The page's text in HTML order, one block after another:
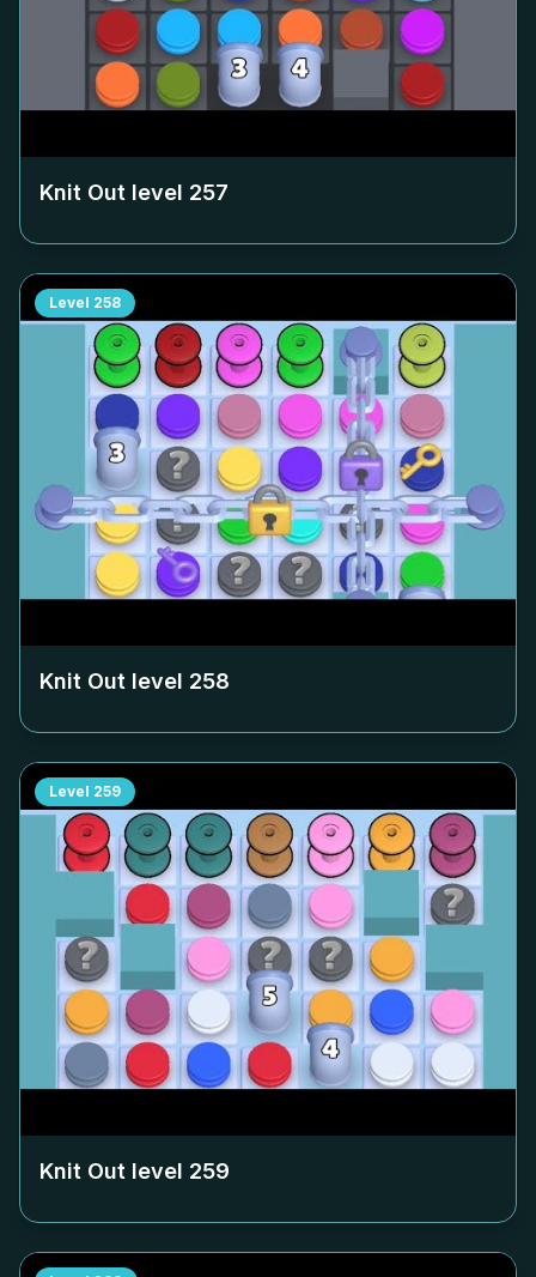
Knit Out level 257
Level 258
Knit Out level 258
Level 259
Knit Out level 259